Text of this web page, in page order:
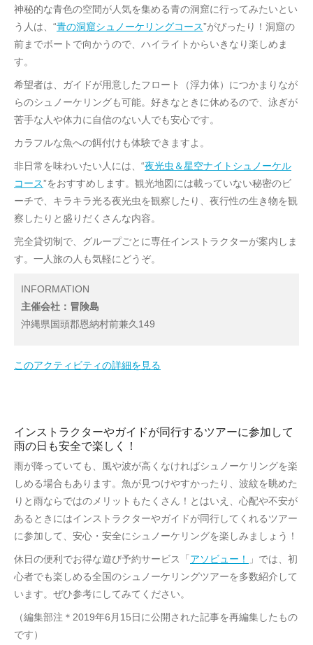
神秘的な青色の空間が人気を集める青の洞窟に行ってみたいとい
う人は、“青の洞窟シュノーケリングコース”がぴったり！洞窟の
前までボートで向かうので、ハイライトからいきなり楽しめま
す。
希望者は、ガイドが用意したフロート（浮力体）につかまりなが
らのシュノーケリングも可能。好きなときに休めるので、泳ぎが
苦手な人や体力に自信のない人でも安心です。
カラフルな魚への餌付けも体験できますよ。
非日常を味わいたい人には、“夜光虫＆星空ナイトシュノーケル
コース”をおすすめします。観光地図には載っていない秘密のビ
ーチで、キラキラ光る夜光虫を観察したり、夜行性の生き物を観
察したりと盛りだくさんな内容。
完全貸切制で、グループごとに専任インストラクターが案内しま
す。一人旅の人も気軽にどうぞ。
INFORMATION
主催会社：冒険島
沖縄県国頭郡恩納村前兼久149
このアクティビティの詳細を見る
インストラクターやガイドが同行するツアーに参加して
雨の日も安全で楽しく！
雨が降っていても、風や波が高くなければシュノーケリングを楽
しめる場合もあります。魚が見つけやすかったり、波紋を眺めた
りと雨ならではのメリットもたくさん！とはいえ、心配や不安が
あるときにはインストラクターやガイドが同行してくれるツアー
に参加して、安心・安全にシュノーケリングを楽しみましょう！
休日の便利でお得な遊び予約サービス「アソビュー！
」では、初
心者でも楽しめる全国のシュノーケリングツアーを多数紹介して
います。ぜひ参考にしてみてください。
（編集部注＊2019年6月15日に公開された記事を再編集したもの
です）